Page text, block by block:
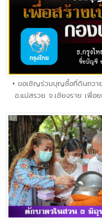
• ขอเชิญร่วมบุญซื้อที่ดินถวา
อ.แม่สรวย จ.เชียงราย เพื่อ